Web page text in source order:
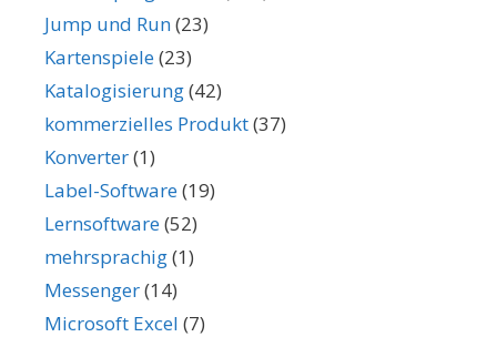
Jump und Run(23)
Kartenspiele(23)
Katalogisierung(42)
kommerzielles Produkt(37)
Konverter(1)
Label-Software(19)
Lernsoftware(52)
mehrsprachig(1)
Messenger(14)
Microsoft Excel (7)